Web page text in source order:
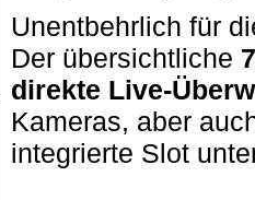
Unentbehrlich für
Der übersichtliche
direkte Live-
Kameras, aber
integrierte Slot